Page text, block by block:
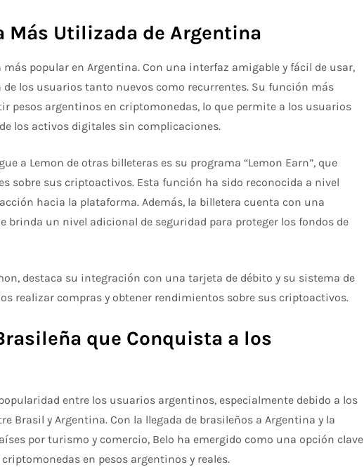
Más Utilizada de Argentina
popular en Argentina. Con una interfaz amigable y fácil de usar,
los usuarios tanto nuevos como recurrentes. Su función más
pesos argentinos en criptomonedas, lo que permite a los usuarios
los activos digitales sin complicaciones.
a Lemon de otras billeteras es su programa “Lemon Earn”, que
sobre sus criptoactivos. Esta función ha sido reconocida a nivel
hacia la plataforma. Además, la billetera cuenta con una
brinda un nivel adicional de seguridad para proteger los fondos de
destaca su integración con una tarjeta de débito y su sistema de
realizar compras y obtener rendimientos sobre sus criptoactivos.
que Conquista a los
entre los usuarios argentinos, especialmente debido a los
Brasil y Argentina. Con la llegada de brasileños a Argentina y la
por turismo y comercio, Belo ha emergido como una opción clave
en pesos argentinos y reales.